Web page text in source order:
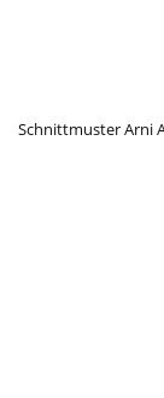
Schnittmuster Arni